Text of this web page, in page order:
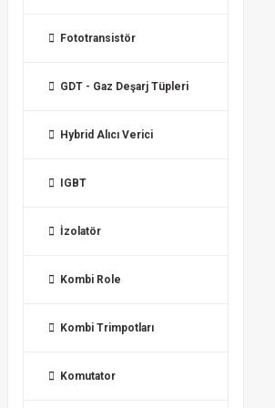
Fototransistör
GDT - Gaz Deşarj Tüpleri
Hybrid Alıcı Verici
IGBT
İzolatör
Kombi Role
Kombi Trimpotları
Komutator